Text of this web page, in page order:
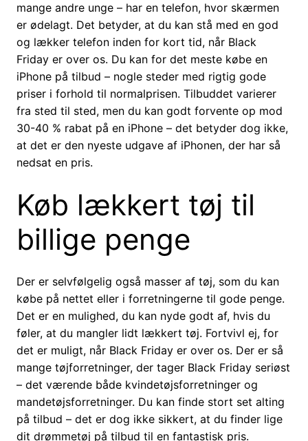
mange andre unge – har en telefon, hvor skærmen
er ødelagt. Det betyder, at du kan stå med en god
og lækker telefon inden for kort tid, når Black
Friday er over os. Du kan for det meste købe en
iPhone på tilbud – nogle steder med rigtig gode
priser i forhold til normalprisen. Tilbuddet varierer
fra sted til sted, men du kan godt forvente op mod
30-40 % rabat på en iPhone – det betyder dog ikke,
at det er den nyeste udgave af iPhonen, der har så
nedsat en pris.
Køb lækkert tøj til
billige penge
Der er selvfølgelig også masser af tøj, som du kan
købe på nettet eller i forretningerne til gode penge.
Det er en mulighed, du kan nyde godt af, hvis du
føler, at du mangler lidt lækkert tøj. Fortvivl ej, for
det er muligt, når Black Friday er over os. Der er så
mange tøjforretninger, der tager Black Friday seriøst
– det værende både kvindetøjsforretninger og
mandetøjsforretninger. Du kan finde stort set alting
på tilbud – det er dog ikke sikkert, at du finder lige
dit drømmetøj på tilbud til en fantastisk pris.